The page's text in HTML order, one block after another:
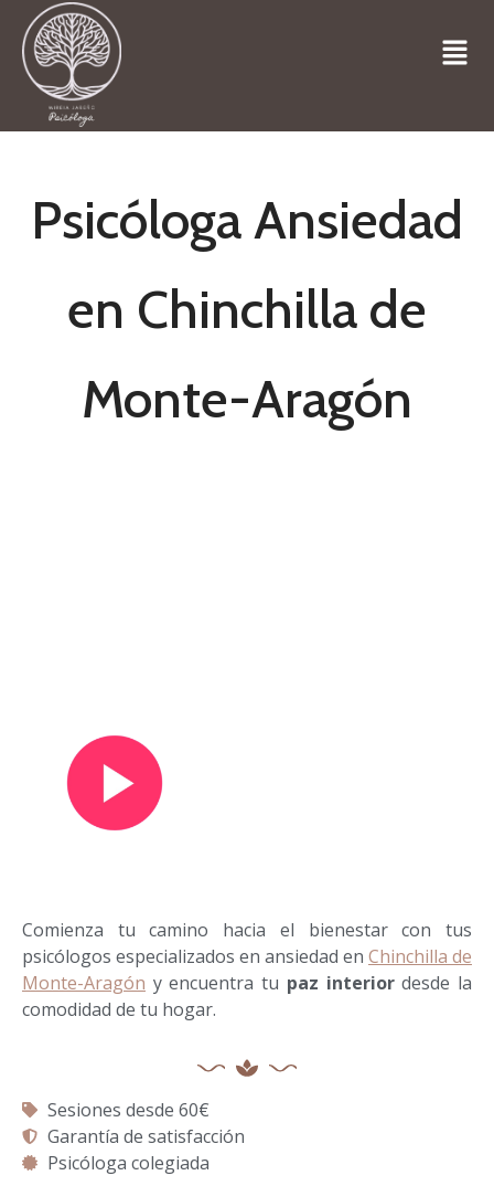
Psicóloga Ansiedad
en Chinchilla de
Monte-Aragón
Comienza tu camino hacia el bienestar con tus
psicólogos especializados en ansiedad en Chinchilla de
Monte-Aragón y encuentra tu paz interiordesde la
comodidad de tu hogar.
Sesiones desde 60€
Garantía de satisfacción
Psicóloga colegiada